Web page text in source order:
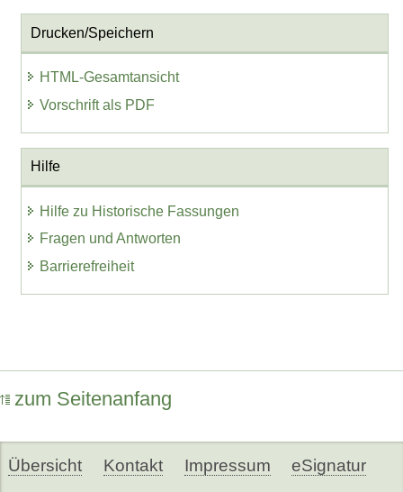
Drucken/Speichern
HTML-Gesamtansicht
Vorschrift als PDF
Hilfe
Hilfe zu Historische Fassungen
Fragen und Antworten
Barrierefreiheit
zum Seitenanfang
Übersicht Kontakt Impressum eSignatur